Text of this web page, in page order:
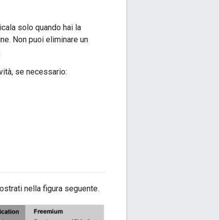
solo quando hai la
Non puoi eliminare un
se necessario:
nella figura seguente.